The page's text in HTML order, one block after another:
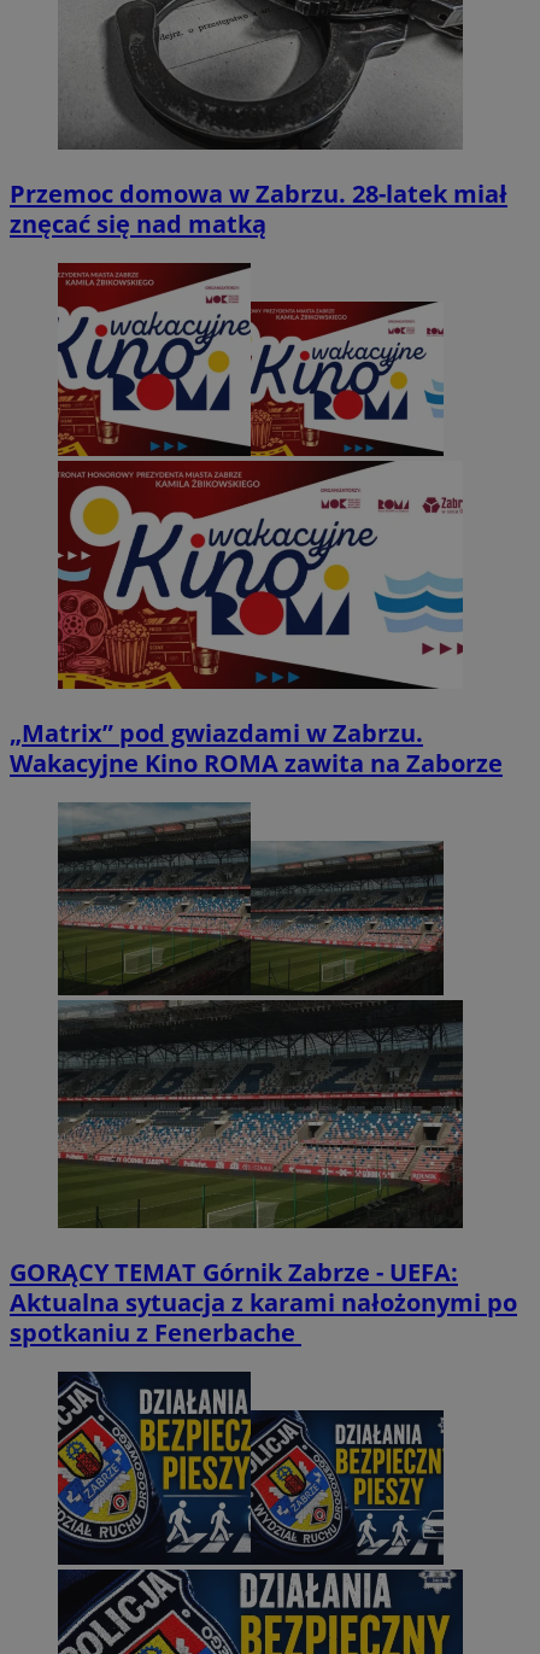
Przemoc domowa w Zabrzu. 28-latek miał
znęcać się nad matką
„Matrix” pod gwiazdami w Zabrzu.
Wakacyjne Kino ROMA zawita na Zaborze
GORĄCY TEMAT Górnik Zabrze - UEFA:
Aktualna sytuacja z karami nałożonymi po
spotkaniu z Fenerbache